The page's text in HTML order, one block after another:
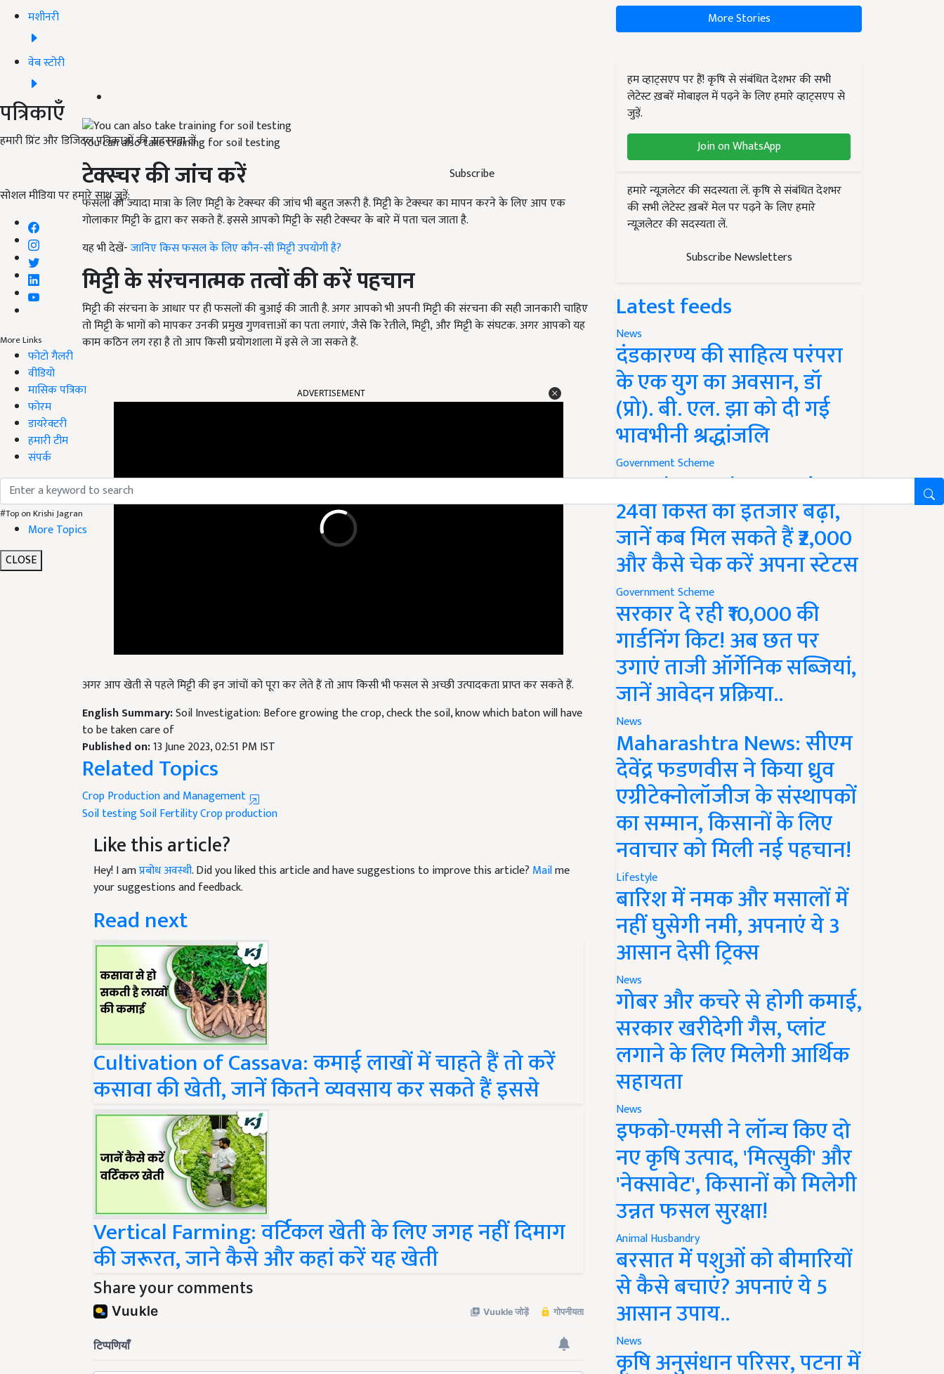
मशीनरी
वेब स्टोरी
पत्रिकाएँ
हमारी प्रिंट और डिजिटल पत्रिकाओं की सदस्यता लें
Subscribe
सोशल मीडिया पर हमारे साथ जुड़ें:
More Links
फोटो गैलरी
वीडियो
मासिक पत्रिका
फोरम
डायरेक्टरी
हमारी टीम
संपर्क
#Top on Krishi Jagran
More Topics
CLOSE
You can also take training for soil testing
टेक्स्चर की जांच करें
फसलों की ज्यादा मात्रा के लिए मिट्टी के टेक्स्चर की जांच भी बहुत जरूरी है. मिट्टी के टेक्स्चर का मापन करने के लिए आप एक
गोलाकार मिट्टी के द्वारा कर सकते हैं. इससे आपको मिट्टी के सही टेक्स्चर के बारे में पता चल जाता है.
यह भी देखें-जानिए किस फसल के लिए कौन-सी मिट्टी उपयोगी है?
मिट्टी के संरचनात्मक तत्वों की करें पहचान
मिट्टी की संरचना के आधार पर ही फसलों की बुआई की जाती है. अगर आपको भी अपनी मिट्टी की संरचना की सही जानकारी चाहिए
तो मिट्टी के भागों को मापकर उनकी प्रमुख गुणवत्ताओं का पता लगाएं,जैसे कि रेतीले,मिट्टी,और मिट्टी के संघटक. अगर आपको यह
काम कठिन लग रहा है तो आप किसी प्रयोगशाला में इसे ले जा सकते हैं.
ADVERTISEMENT
अगर आप खेती से पहले मिट्टी की इन जांचों को पूरा कर लेते हैं तो आप किसी भी फसल से अच्छी उत्पादकता प्राप्त कर सकते हैं.
English Summary:Soil Investigation: Before growing the crop, check the soil, know which baton will have
to be taken care of
Published on:13 June 2023, 02:51 PM IST
Related Topics
Crop Production and Management
Soil testingSoil FertilityCrop production
Like this article?
Hey! I amप्रबोध अवस्थी. Did you liked this article and have suggestions to improve this article? Mailme
your suggestions and feedback.
Read next
Cultivation of Cassava: कमाई लाखों में चाहते हैं तो करें
कसावा की खेती, जानें कितने व्यवसाय कर सकते हैं इससे
Vertical Farming: वर्टिकल खेती के लिए जगह नहीं दिमाग
की जरूरत, जाने कैसे और कहां करें यह खेती
Share your comments
More Stories
हम व्हाट्सएप पर हैं! कृषि से संबंधित देशभर की सभी
लेटेस्ट ख़बरें मोबाइल में पढ़ने के लिए हमारे व्हाट्सएप से
जुड़ें.
Join on WhatsApp
हमारे न्यूज़लेटर की सदस्यता लें. कृषि से संबंधित देशभर
की सभी लेटेस्ट ख़बरें मेल पर पढ़ने के लिए हमारे
न्यूज़लेटर की सदस्यता लें.
Subscribe Newsletters
Latest feeds
News
दंडकारण्य की साहित्य परंपरा
के एक युग का अवसान, डॉ
(प्रो). बी. एल. झा को दी गई
भावभीनी श्रद्धांजलि
Government Scheme
PM Kisan Yojana Update:
24वीं किस्त का इंतजार बढ़ा,
जानें कब मिल सकते हैं ₹2,000
और कैसे चेक करें अपना स्टेटस
Government Scheme
सरकार दे रही ₹10,000 की
गार्डनिंग किट! अब छत पर
उगाएं ताजी ऑर्गेनिक सब्जियां,
जानें आवेदन प्रक्रिया..
News
Maharashtra News: सीएम
देवेंद्र फडणवीस ने किया ध्रुव
एग्रीटेक्नोलॉजीज के संस्थापकों
का सम्मान, किसानों के लिए
नवाचार को मिली नई पहचान!
Lifestyle
बारिश में नमक और मसालों में
नहीं घुसेगी नमी, अपनाएं ये 3
आसान देसी ट्रिक्स
News
गोबर और कचरे से होगी कमाई,
सरकार खरीदेगी गैस, प्लांट
लगाने के लिए मिलेगी आर्थिक
सहायता
News
इफको-एमसी ने लॉन्च किए दो
नए कृषि उत्पाद, 'मित्सुकी' और
'नेक्सावेट', किसानों को मिलेगी
उन्नत फसल सुरक्षा!
Animal Husbandry
बरसात में पशुओं को बीमारियों
से कैसे बचाएं? अपनाएं ये 5
आसान उपाय..
News
कृषि अनुसंधान परिसर, पटना में